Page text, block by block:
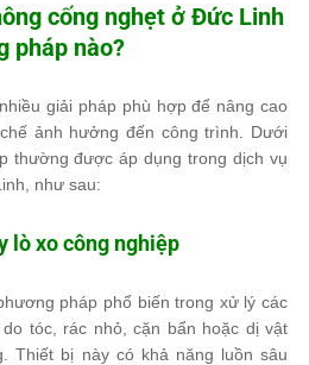
cống nghẹt ở Đức Linh
pháp nào?
giải pháp phù hợp để nâng cao
ảnh hưởng đến công trình. Dưới
thường được áp dụng trong dịch vụ
như sau:
lò xo công nghiệp
pháp phổ biến trong xử lý các
tóc, rác nhỏ, cặn bẩn hoặc dị vật
Thiết bị này có khả năng luồn sâu